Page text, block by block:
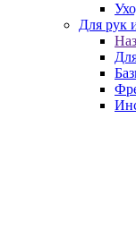
Для рук